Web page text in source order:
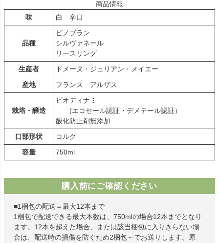
商品情報
味
白 辛口
品種
ピノブラン
シルヴァネール
リースリング
生産者
ドメーヌ・ジュリアン・メイエー
産地
フランス アルザス
栽培・醸造
ビオディナミ
(エコセール認証・デメテール認証）
酸化防止剤無添加
口部形状
コルク
容量
750ml
購入前にご確認ください
■1梱包の配送＝最大12本まで
1梱包で配送できる最大本数は、750mlの場合12本までとなり
ます。12本を超えた場合、または該当梱包に入りきらない場
合は、配送時の損傷を防ぐため2梱包～でお送りします。原